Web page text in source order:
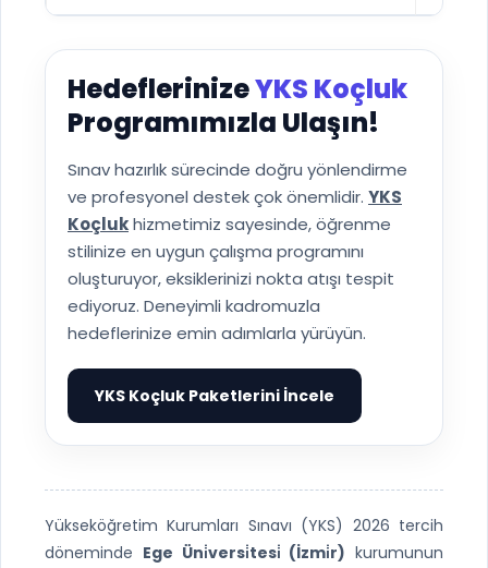
HedeflerinizeYKS Koçluk
Programımızla Ulaşın!
Sınav hazırlık sürecinde doğru yönlendirme
ve profesyonel destek çok önemlidir. YKS
Koçlukhizmetimiz sayesinde, öğrenme
stilinize en uygun çalışma programını
oluşturuyor, eksiklerinizi nokta atışı tespit
ediyoruz. Deneyimli kadromuzla
hedeflerinize emin adımlarla yürüyün.
YKS Koçluk Paketlerini İncele
▶
Yükseköğretim Kurumları Sınavı (YKS) 2026 tercih
döneminde Ege Üni̇versi̇tesi̇ (İzmi̇r) kurumunun